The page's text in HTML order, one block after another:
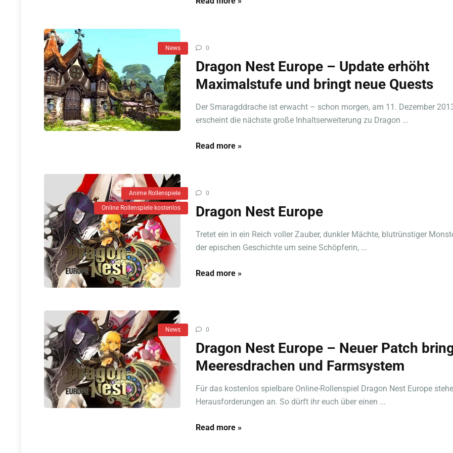
News 0
Dragon Nest Europe – Update erhöht
Maximalstufe und bringt neue Quests
Der Smaragddrache ist erwacht – schon morgen, am 11. Dezember
erscheint die nächste große Inhaltserweiterung zu Dragon ...
Read more »
Anime Rollenspiele
Online Rollenspiele kostenlos
0
Dragon Nest Europe
Tretet ein in ein Reich voller Zauber, dunkler Mächte, blutrünstiger
der epischen Geschichte um seine Schöpferin, ...
Read more »
News 0
Dragon Nest Europe – Neuer Patch
Meeresdrachen und Farmsystem
Für das kostenlos spielbare Online-Rollenspiel Dragon Nest Europe
Herausforderungen an. So dürft ihr euch über einen ...
Read more »